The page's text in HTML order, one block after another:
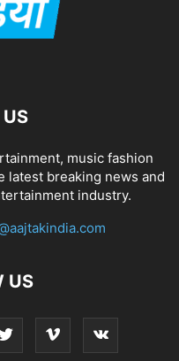
music fashion
latest breaking news and
industry.
US